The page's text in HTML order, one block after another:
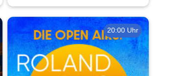
20:00 Uhr